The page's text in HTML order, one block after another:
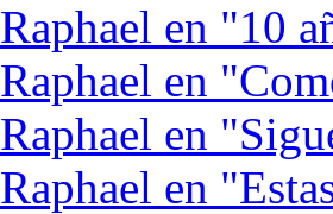
Raphael en "10
Raphael en
Raphael en
Raphael en